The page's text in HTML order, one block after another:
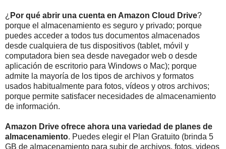
¿ Por qué abrir una cuenta en Amazon Cloud Drive?
porque el almacenamiento es seguro y privado; porque
puedes acceder a todos tus documentos almacenados
desde cualquiera de tus dispositivos (tablet, móvil y
computadora bien sea desde navegador web o desde
aplicación de escritorio para Windows o Mac); porque
admite la mayoría de los tipos de archivos y formatos
usados habitualmente para fotos, vídeos y otros archivos;
porque permite satisfacer necesidades de almacenamiento
de información.
Amazon Drive ofrece ahora una variedad de planes de
almacenamiento. Puedes elegir el Plan Gratuito (brinda 5
GB de almacenamiento para subir de archivos, fotos, videos